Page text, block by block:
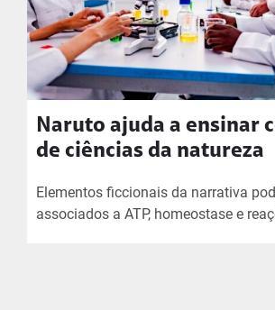
Naruto ajuda a ensinar
de ciências da natureza
Elementos ficcionais da narrativa
associados a ATP, homeostase e